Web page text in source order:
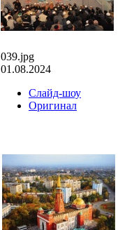
039.jpg
01.08.2024
Слайд-шоу
Оригинал